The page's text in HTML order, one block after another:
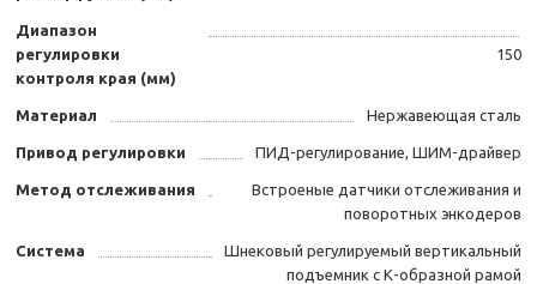
Диапазон
регулировки
контроля края (мм)
150
Материал Нержавеющая сталь
Привод регулировки ПИД-регулирование, ШИМ-драйвер
Метод отслеживания
Встроеные датчики отслеживания и
поворотных энкодеров
Система
Шнековый регулируемый вертикальный
подъемник с К-образной рамой